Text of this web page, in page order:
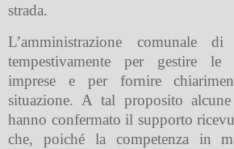
strada.
L’amministrazione comunale
tempestivamente per gestire le
imprese e per fornire
situazione. A tal proposito
hanno confermato il supporto
che, poiché la competenza in